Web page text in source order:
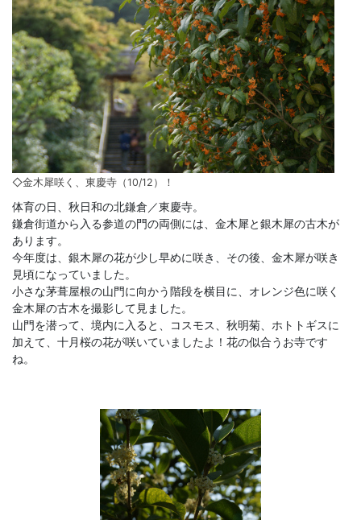
◇金木犀咲く、東慶寺（10/12）！
体育の日、秋日和の北鎌倉／東慶寺。
鎌倉街道から入る参道の門の両側には、金木犀と銀木犀の古木が
あります。
今年度は、銀木犀の花が少し早めに咲き、その後、金木犀が咲き
見頃になっていました。
小さな茅葺屋根の山門に向かう階段を横目に、オレンジ色に咲く
金木犀の古木を撮影して見ました。
山門を潜って、境内に入ると、コスモス、秋明菊、ホトトギスに
加えて、十月桜の花が咲いていましたよ！花の似合うお寺です
ね。